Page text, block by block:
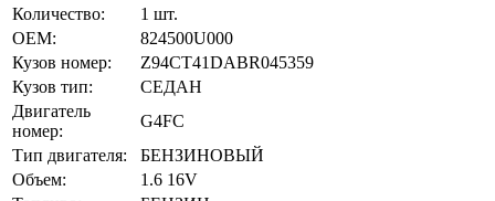
Количество:
1 шт.
OEM:
824500U000
Кузов номер:
Z94CT41DABR045359
Кузов тип:
СЕДАН
Двигатель
номер:
G4FC
Тип двигателя:
БЕНЗИНОВЫЙ
Объем:
1.6 16V